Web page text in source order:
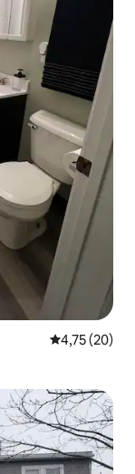
Évaluation
4,75 (20)